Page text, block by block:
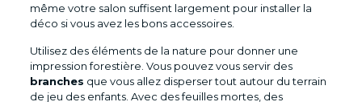
même votre salon suffisent largement pour installer la
déco si vous avez les bons accessoires.
Utilisez des éléments de la nature pour donner une
impression forestière. Vous pouvez vous servir des
branches que vous allez disperser tout autour du terrain
de jeu des enfants. Avec des feuilles mortes, des